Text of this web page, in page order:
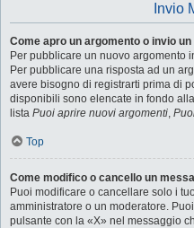
Invio
Come apro un argomento o invio
Per pubblicare un nuovo argomento
Per pubblicare una risposta ad un
avere bisogno di registrarti prima di
disponibili sono elencate in fondo
lista Puoi aprire nuovi argomenti,
Top
Come modifico o cancello un
Puoi modificare o cancellare solo i
amministratore o un moderatore.
pulsante con la «X» nel messaggio